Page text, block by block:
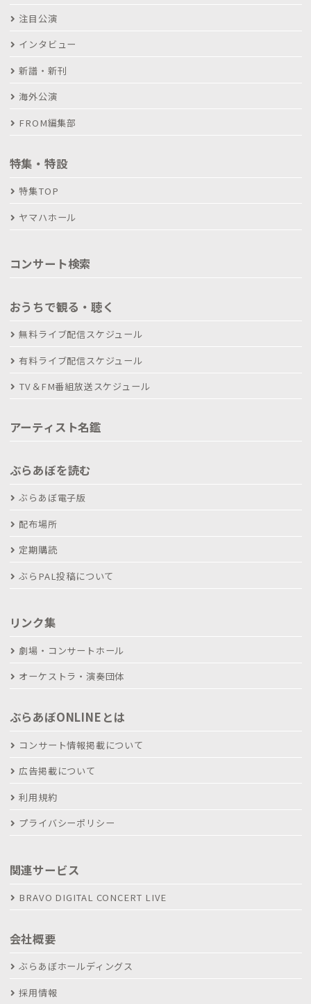
注目公演
インタビュー
新譜・新刊
海外公演
FROM編集部
特集・特設
特集TOP
ヤマハホール
コンサート検索
おうちで観る・聴く
無料ライブ配信スケジュール
有料ライブ配信スケジュール
TV＆FM番組放送スケジュール
アーティスト名鑑
ぶらあぼを読む
ぶらあぼ電子版
配布場所
定期購読
ぶらPAL投稿について
リンク集
劇場・コンサートホール
オーケストラ・演奏団体
ぶらあぼONLINEとは
コンサート情報掲載について
広告掲載について
利用規約
プライバシーポリシー
関連サービス
BRAVO DIGITAL CONCERT LIVE
会社概要
ぶらあぼホールディングス
採用情報